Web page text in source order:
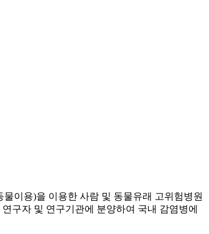
이용)을 이용한 사람 및 동물유래 고위험병원
구자 및 연구기관에 분양하여 국내 감염병에